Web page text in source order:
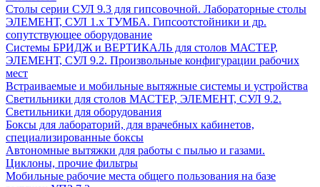
Столы серии СУЛ 9.3 для гипсовочной. Лабораторные столы
ЭЛЕМЕНТ, СУЛ 1.х ТУМБА. Гипсоотстойники и др.
сопутствующее оборудование
Системы БРИДЖ и ВЕРТИКАЛЬ для столов МАСТЕР,
ЭЛЕМЕНТ, СУЛ 9.2. Произвольные конфигурации рабочих
мест
Встраиваемые и мобильные вытяжные системы и устройства
Светильники для столов МАСТЕР, ЭЛЕМЕНТ, СУЛ 9.2.
Светильники для оборудования
Боксы для лабораторий, для врачебных кабинетов,
специализированные боксы
Автономные вытяжки для работы с пылью и газами.
Циклоны, прочие фильтры
Мобильные рабочие места общего пользования на базе